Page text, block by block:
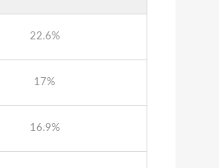
22.6%
17%
16.9%